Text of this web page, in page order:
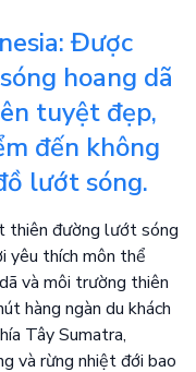
Được
hoang dã
tuyệt đẹp,
đến không
lướt sóng.
thiên đường lướt sóng
yêu thích môn thể
và môi trường thiên
hàng ngàn du khách
Tây Sumatra,
và rừng nhiệt đới bao